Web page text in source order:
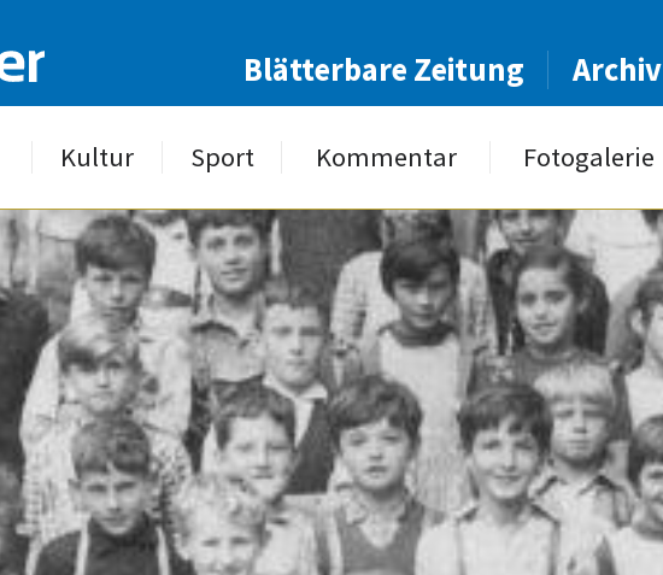
Blätterbare Zeitung Archiv
Kultur Sport Kommentar Fotogalerie